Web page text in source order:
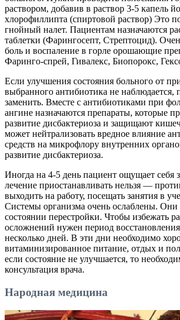
раствором, добавив в раствор 3-5 капель
хлорофиллипта (спиртовой раствор) Это
гнойный налет. Пациентам назначаются
таблетки (Фарингосепт, Стрептоцид).
боль и воспаление в горле орошающие
Фаринго-спрей, Гивалекс, Биопорокс,
Если улучшения состояния больного от
выбранного антибиотика не наблюдается,
заменить. Вместе с антибиотиками при
ангине назначаются препараты, которые
развитие дисбактериоза и защищают
может нейтрализовать вредное влияние
средств на микрофлору внутренних
развитие дисбактериоза.
Иногда на 4-5 день пациент ощущает себя
лечение приостанавливать нельзя —
выходить на работу, посещать занятия в
Системы организма очень ослаблены. Они
состоянии перестройки. Чтобы избежать
осложнений нужен период
несколько дней. В эти дни необходимо
витаминизированное питание, отдых и
если состояние не улучшается, то
консультация врача.
Народная медицина